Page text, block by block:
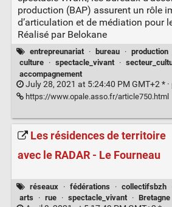
production (BAP) assurent un rôle
d’articulation et de médiation pour
Réalisé par Belokane
entrepreunariat · bureau · production
culture
· spectacle_vivant ·
accompagnement
July 28, 2021 at 5:24:40 PM GMT+2 * ·
https://www.opale.asso.fr/article750.html
Les résidences de territoire
avec le RADAR - Le Fourneau
réseaux · fédérations · collectifsbzh
arts
· rue · spectacle_vivant · Bretagne